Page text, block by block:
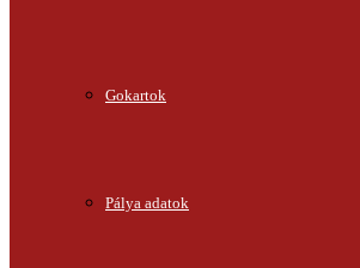
Gokartok
Pálya adatok